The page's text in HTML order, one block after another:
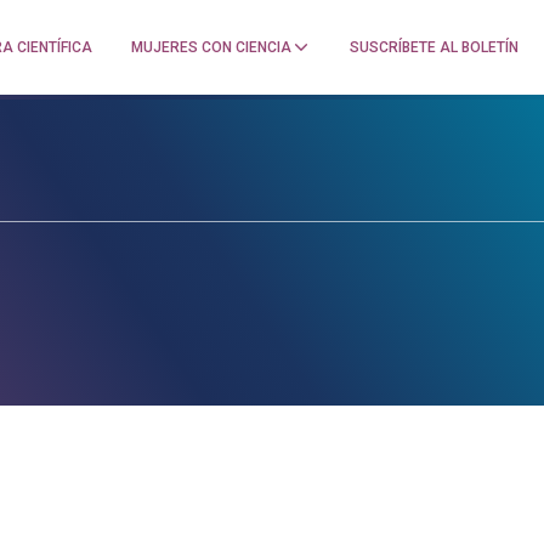
CIENTÍFICA MUJERES CON CIENCIA SUSCRÍBETE AL BOLETÍN